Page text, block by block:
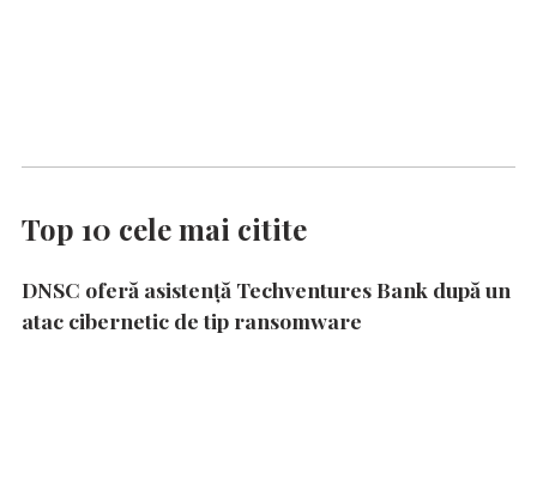
Top 10 cele mai citite
DNSC oferă asistență Techventures Bank după un
atac cibernetic de tip ransomware